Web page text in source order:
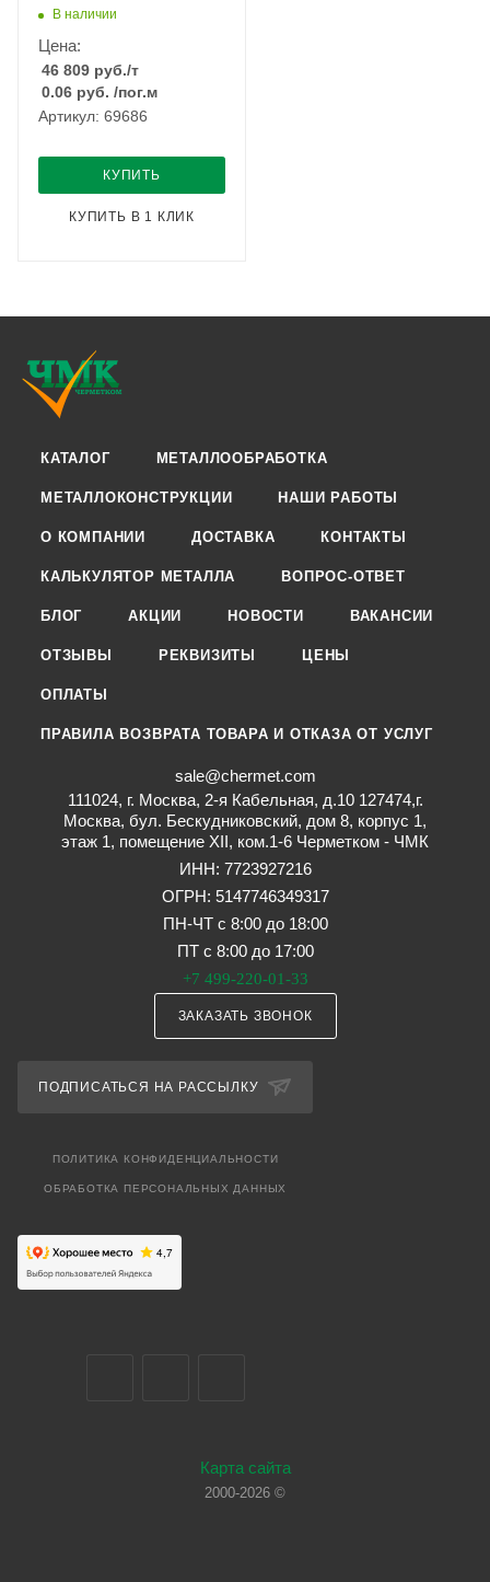
В наличии
Цена:
46 809 руб./т
0.06 руб. /пог.м
Артикул: 69686
КУПИТЬ
КУПИТЬ В 1 КЛИК
КАТАЛОГ МЕТАЛЛООБРАБОТКА
МЕТАЛЛОКОНСТРУКЦИИ НАШИ РАБОТЫ
О КОМПАНИИ ДОСТАВКА КОНТАКТЫ
КАЛЬКУЛЯТОР МЕТАЛЛА ВОПРОС-ОТВЕТ
БЛОГ АКЦИИ НОВОСТИ ВАКАНСИИ
ОТЗЫВЫ РЕКВИЗИТЫ ЦЕНЫ
ОПЛАТЫ
ПРАВИЛА ВОЗВРАТА ТОВАРА И ОТКАЗА ОТ УСЛУГ
sale@chermet.com
111024, г. Москва, 2-я Кабельная, д.10 127474,г.
Москва, бул. Бескудниковский, дом 8, корпус 1,
этаж 1, помещение XII, ком.1-6 Черметком - ЧМК
ИНН: 7723927216
ОГРН: 5147746349317
ПН-ЧТ с 8:00 до 18:00
ПТ с 8:00 до 17:00
+7 499-220-01-33
ЗАКАЗАТЬ ЗВОНОК
ПОДПИСАТЬСЯ НА РАССЫЛКУ
ПОЛИТИКА КОНФИДЕНЦИАЛЬНОСТИ
ОБРАБОТКА ПЕРСОНАЛЬНЫХ ДАННЫХ
Карта сайта
2000-2026 ©